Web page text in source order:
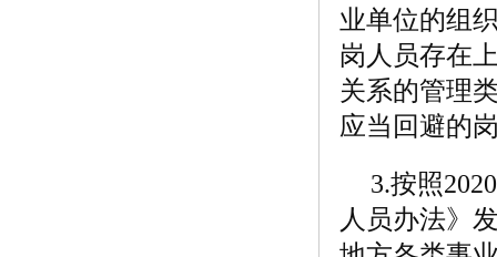
业单位的组
岗人员存在
关系的管理
应当回避的
3.按照
人员办法》